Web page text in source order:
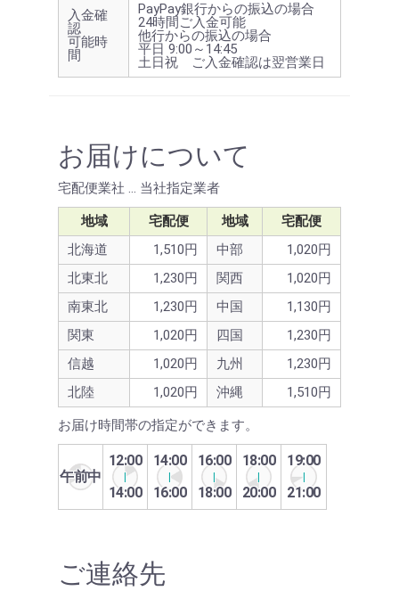
入金確
認
可能時
間
PayPay銀行からの振込の場合
24時間ご入金可能
他行からの振込の場合
平日 9:00～14:45
土日祝 ご入金確認は翌営業日
お届けについて
宅配便業社 … 当社指定業者
地域 宅配便 地域
宅配便
北海道
1,510円 中部
1,020円
北東北
1,230円 関西
1,020円
南東北
1,230円 中国
1,130円
関東
1,020円 四国
1,230円
信越
1,020円 九州
1,230円
北陸
1,020円 沖縄 1,510円
お届け時間帯の指定ができます。
午前中
12:00
14:00
14:00
16:00
16:00
18:00
18:00
20:00
19:00
21:00
ご連絡先